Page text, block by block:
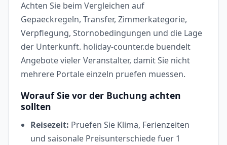
Achten Sie beim Vergleichen auf
Gepaeckregeln, Transfer, Zimmerkategorie,
Verpflegung, Stornobedingungen und die Lage
der Unterkunft. holiday-counter.de buendelt
Angebote vieler Veranstalter, damit Sie nicht
mehrere Portale einzeln pruefen muessen.
Worauf Sie vor der Buchung achten
sollten
Reisezeit: Pruefen Sie Klima, Ferienzeiten
und saisonale Preisunterschiede fuer 1